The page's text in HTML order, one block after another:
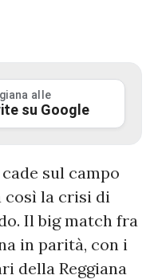
alle
su Google
cade sul campo
così la crisi di
Il big match fra
in parità, con i
della Reggiana